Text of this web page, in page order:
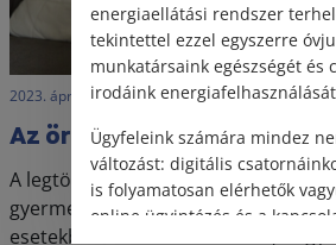
2023. április 4. • LegitiMoadmin
Az öröklésből való kiesés
A legtöbb esetben egyértelműnek
gyermekek örökölnek szüleik halála
esetekben azonban előfordul, hogy
energiaellátási rendszer
tekintettel ezzel egyszerre
munkatársaink egészségét és
irodáink
Ügyfeleink számára mindez
változást: digitális
is folyamatosan elérhetők
online ügyintézés és a